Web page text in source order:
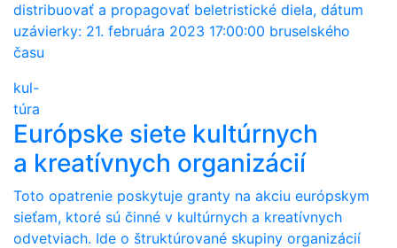
distribuovať a propagovať beletristické diela, dátum
uzávierky: 21. februára 2023 17:00:00 bruselského
času
kul-
túra
Európske siete kultúrnych
a kreatívnych organizácií
Toto opatrenie poskytuje granty na akciu európskym
sieťam, ktoré sú činné v kultúrnych a kreatívnych
odvetviach. Ide o štruktúrované skupiny organizácií